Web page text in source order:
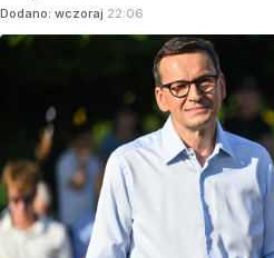
Dodano: wczoraj 22:06